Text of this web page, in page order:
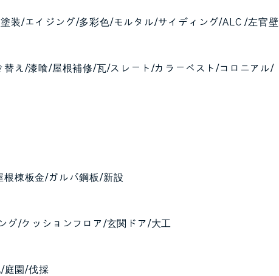
装/エイジング/多彩色/モルタル/サイディング/ALC /左官壁
え/漆喰/屋根補修/瓦/スレート/カラーベスト/コロニアル/
根棟板金/ガルバ鋼板/新設
/クッションフロア/玄関ドア/大工
庭園/伐採